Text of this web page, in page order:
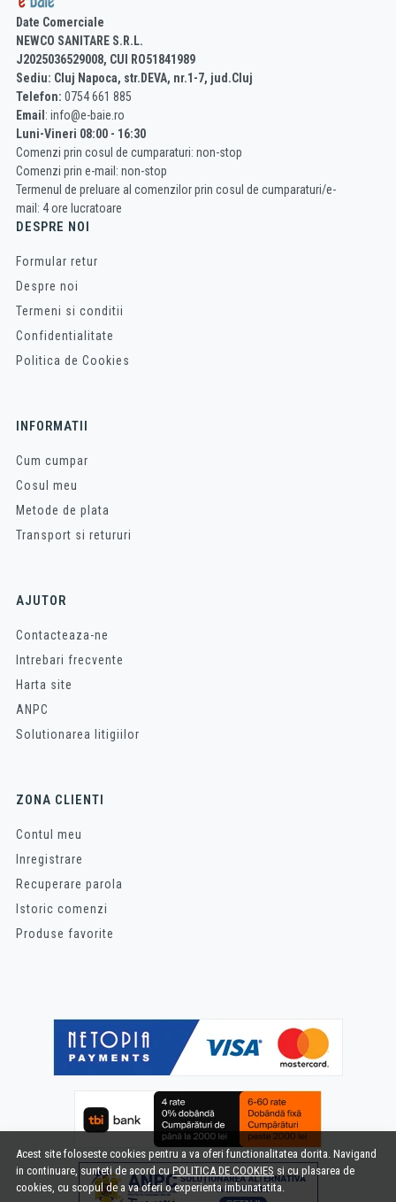
Acest site foloseste cookies pentru a va oferi functionalitatea dorita. Navigand
in continuare, sunteti de acord cuPOLITICA DE COOKIES si cu plasarea de
cookies, cu scopul de a va oferi o experienta imbunatatita.
Date Comerciale
NEWCO SANITARE S.R.L.
J2025036529008, CUI RO51841989
Sediu: Cluj Napoca, str.DEVA, nr.1-7, jud.Cluj
Telefon: 0754 661 885
Email : info@e-baie.ro
Luni-Vineri 08:00 - 16:30
Comenzi prin cosul de cumparaturi: non-stop
Comenzi prin e-mail: non-stop
Termenul de preluare al comenzilor prin cosul de cumparaturi/e-
mail: 4 ore lucratoare
DESPRE NOI
Formular retur
Despre noi
Termeni si conditii
Confidentialitate
Politica de Cookies
INFORMATII
Cum cumpar
Cosul meu
Metode de plata
Transport si retururi
AJUTOR
Contacteaza-ne
Intrebari frecvente
Harta site
ANPC
Solutionarea litigiilor
ZONA CLIENTI
Contul meu
Inregistrare
Recuperare parola
Istoric comenzi
Produse favorite